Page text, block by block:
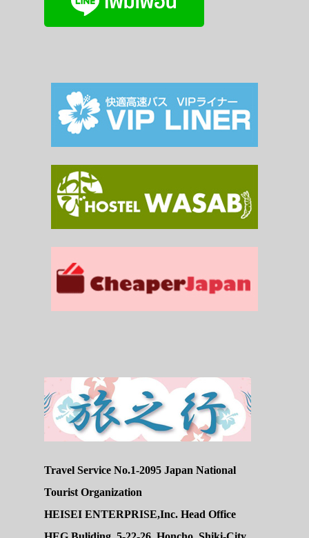
Travel Service No.1-2095 Japan National
Tourist Organization
HEISEI ENTERPRISE,Inc. Head Office